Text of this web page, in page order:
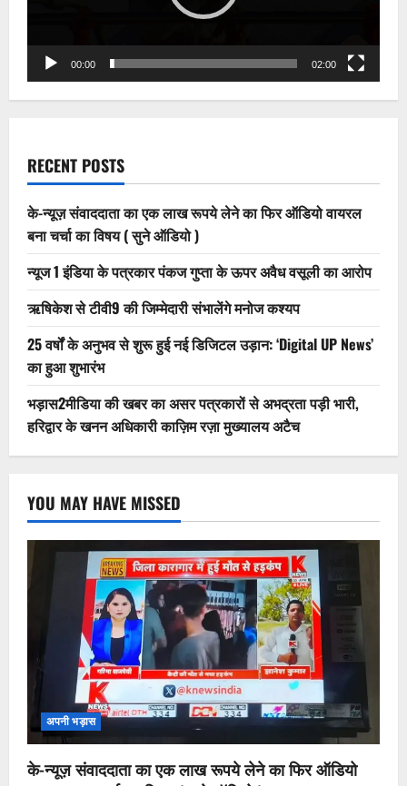
00:00 02:00
RECENT POSTS
के-न्यूज़ संवाददाता का एक लाख रूपये लेने का फिर ऑडियो वायरल
बना चर्चा का विषय ( सुने ऑडियो )
न्यूज 1 इंडिया के पत्रकार पंकज गुप्ता के ऊपर अवैध वसूली का आरोप
ऋषिकेश से टीवी9 की जिम्मेदारी संभालेंगे मनोज कश्यप
25 वर्षों के अनुभव से शुरू हुई नई डिजिटल उड़ान: ‘Digital UP News’
का हुआ शुभारंभ
भड़ास2मीडिया की खबर का असर पत्रकारों से अभद्रता पड़ी भारी,
हरिद्वार के खनन अधिकारी काज़िम रज़ा मुख्यालय अटैच
YOU MAY HAVE MISSED
अपनी भड़ास
के-न्यूज़ संवाददाता का एक लाख रूपये लेने का फिर ऑडियो